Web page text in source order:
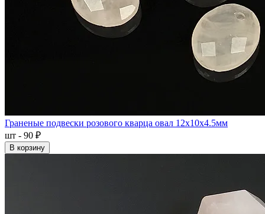
Граненые подвески розового кварца овал 12x10x4.5мм
шт - 90 ₽
В корзину